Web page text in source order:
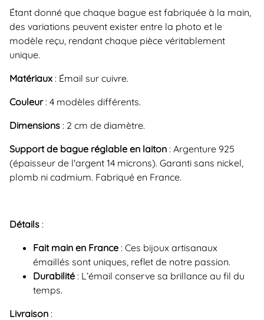
Étant donné que chaque bague est fabriquée à la main,
des variations peuvent exister entre la photo et le
modèle reçu, rendant chaque pièce véritablement
unique.
Matériaux : Émail sur cuivre.
Couleur: 4 modèles différents.
Dimensions : 2 cm de diamètre.
Support de bague réglable en laiton : Argenture 925
(épaisseur de l'argent 14 microns). Garanti sans nickel,
plomb ni cadmium. Fabriqué en France.
Détails :
Fait main en France : Ces bijoux artisanaux
émaillés sont uniques, reflet de notre passion.
Durabilité : L’émail conserve sa brillance au fil du
temps.
Livraison :